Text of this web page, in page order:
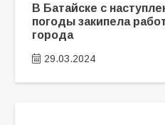
В Батайске с
погоды закипела
города
29.03.2024